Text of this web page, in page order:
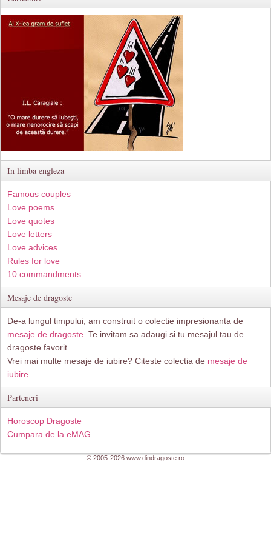
In limba engleza
Famous couples
Love poems
Love quotes
Love letters
Love advices
Rules for love
10 commandments
Mesaje de dragoste
De-a lungul timpului, am construit o colectie impresionanta de
mesaje de dragoste . Te invitam sa adaugi si tu mesajul tau de
dragoste favorit.
Vrei mai multe mesaje de iubire? Citeste colectia de mesaje de
iubire.
Parteneri
Horoscop Dragoste
Cumpara de la eMAG
© 2005-2026 www.dindragoste.ro